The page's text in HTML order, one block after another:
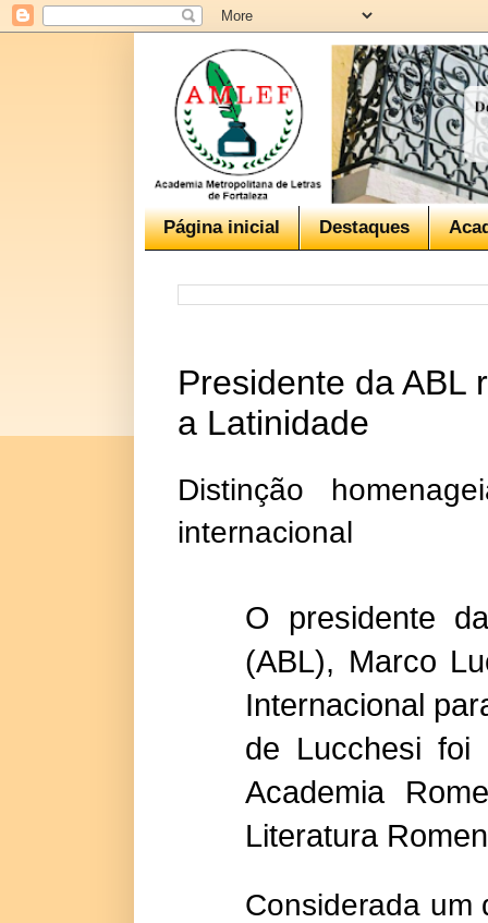
Página inicial Destaques
Presidente da ABL
a Latinidade
Distinção
internacional
O presidente
(ABL), Marco
Internacional
de Lucchesi foi
Academia
Literatura
Considerada um